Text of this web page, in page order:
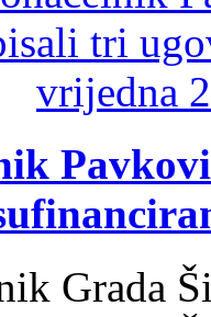
Grada